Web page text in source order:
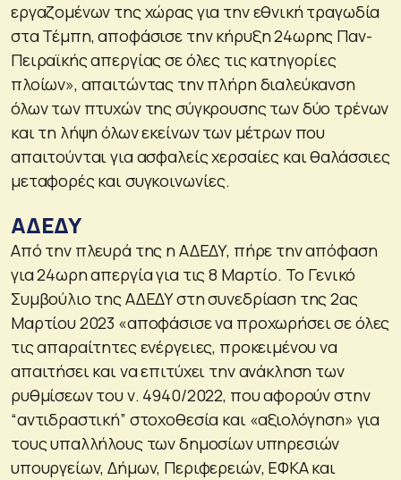
εργαζομένων της χώρας για την εθνική τραγωδία
στα Τέμπη, αποφάσισε την κήρυξη 24ωρης Παν-
Πειραϊκής απεργίας σε όλες τις κατηγορίες
πλοίων», απαιτώντας την πλήρη διαλεύκανση
όλων των πτυχών της σύγκρουσης των δύο τρένων
και τη λήψη όλων εκείνων των μέτρων που
απαιτούνται για ασφαλείς χερσαίες και θαλάσσιες
μεταφορές και συγκοινωνίες.
ΑΔΕΔΥ
Από την πλευρά της η ΑΔΕΔΥ, πήρε την απόφαση
για 24ωρη απεργία για τις 8 Μαρτίο. Το Γενικό
Συμβούλιο της ΑΔΕΔΥ στη συνεδρίαση της 2ας
Μαρτίου 2023 «αποφάσισε να προχωρήσει σε όλες
τις απαραίτητες ενέργειες, προκειμένου να
απαιτήσει και να επιτύχει την ανάκληση των
ρυθμίσεων του ν. 4940/2022, που αφορούν στην
“αντιδραστική” στοχοθεσία και «αξιολόγηση» για
τους υπαλλήλους των δημοσίων υπηρεσιών
υπουργείων, Δήμων, Περιφερειών, ΕΦΚΑ και